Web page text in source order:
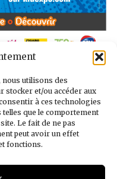
utilisons des
stocker et/ou accéder aux
à ces technologies
que le comportement
Le fait de ne pas
peut avoir un effet
fonctions.